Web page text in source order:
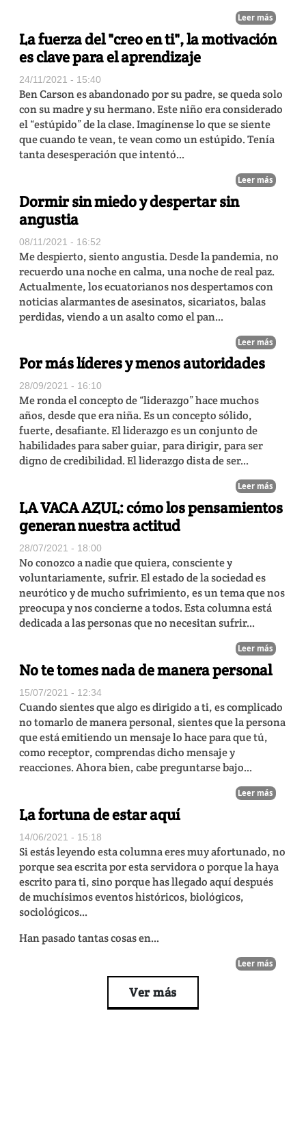
Leer más
La fuerza del "creo en ti", la motivación
es clave para el aprendizaje
24/11/2021 - 15:40
Ben Carson es abandonado por su padre, se queda solo
con su madre y su hermano. Este niño era considerado
el “estúpido” de la clase. Imagínense lo que se siente
que cuando te vean, te vean como un estúpido. Tenía
tanta desesperación que intentó...
Leer más
Dormir sin miedo y despertar sin
angustia
08/11/2021 - 16:52
Me despierto, siento angustia. Desde la pandemia, no
recuerdo una noche en calma, una noche de real paz.
Actualmente, los ecuatorianos nos despertamos con
noticias alarmantes de asesinatos, sicariatos, balas
perdidas, viendo a un asalto como el pan...
Leer más
Por más líderes y menos autoridades
28/09/2021 - 16:10
Me ronda el concepto de “liderazgo” hace muchos
años, desde que era niña. Es un concepto sólido,
fuerte, desafiante. El liderazgo es un conjunto de
habilidades para saber guiar, para dirigir, para ser
digno de credibilidad. El liderazgo dista de ser...
Leer más
LA VACA AZUL: cómo los pensamientos
generan nuestra actitud
28/07/2021 - 18:00
No conozco a nadie que quiera, consciente y
voluntariamente, sufrir. El estado de la sociedad es
neurótico y de mucho sufrimiento, es un tema que nos
preocupa y nos concierne a todos. Esta columna está
dedicada a las personas que no necesitan sufrir...
Leer más
No te tomes nada de manera personal
15/07/2021 - 12:34
Cuando sientes que algo es dirigido a ti, es complicado
no tomarlo de manera personal, sientes que la persona
que está emitiendo un mensaje lo hace para que tú,
como receptor, comprendas dicho mensaje y
reacciones. Ahora bien, cabe preguntarse bajo...
Leer más
La fortuna de estar aquí
14/06/2021 - 15:18
Si estás leyendo esta columna eres muy afortunado, no
porque sea escrita por esta servidora o porque la haya
escrito para ti, sino porque has llegado aquí después
de muchísimos eventos históricos, biológicos,
sociológicos...
Han pasado tantas cosas en...
Leer más
Ver más